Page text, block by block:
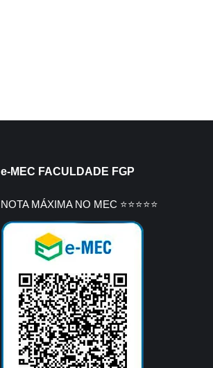
e-MEC FACULDADE FGP
NOTA MÁXIMA NO MEC ⭐⭐⭐⭐⭐